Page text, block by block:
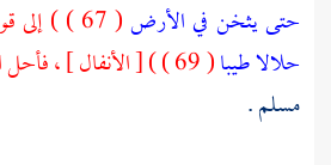
حتى يثخن في الأرض( 67 ) ) إلى قوله : (
حلالا طيبا( 69 ) ) [ الأنفال ] ، فأحل الله لهم الغنيمة .
مسلم.